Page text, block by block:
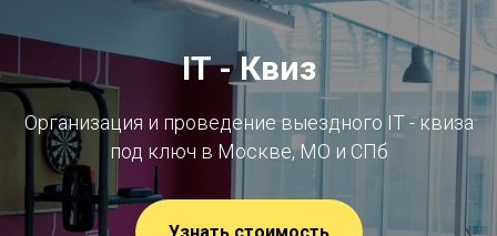
IT - Квиз
Организация и проведение выездного IT - квиза
под ключ в Москве, МО и СПб